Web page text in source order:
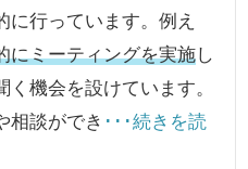
に行っています。例え
にミーティングを実施し
機会を設けています。
相談ができ ･･･続きを読